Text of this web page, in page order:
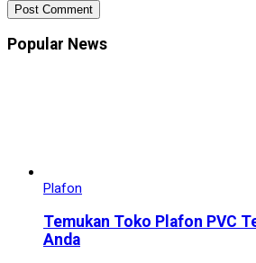
Popular News
Plafon
Temukan Toko Plafon PVC
Anda